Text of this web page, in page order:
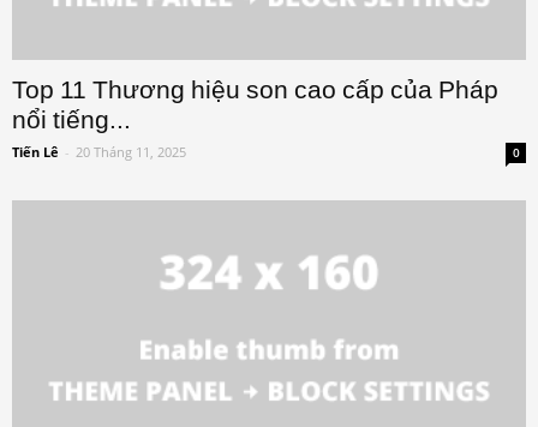
Top 11 Thương hiệu son cao cấp của Pháp
nổi tiếng...
Tiến Lê - 20 Tháng 11, 2025 0